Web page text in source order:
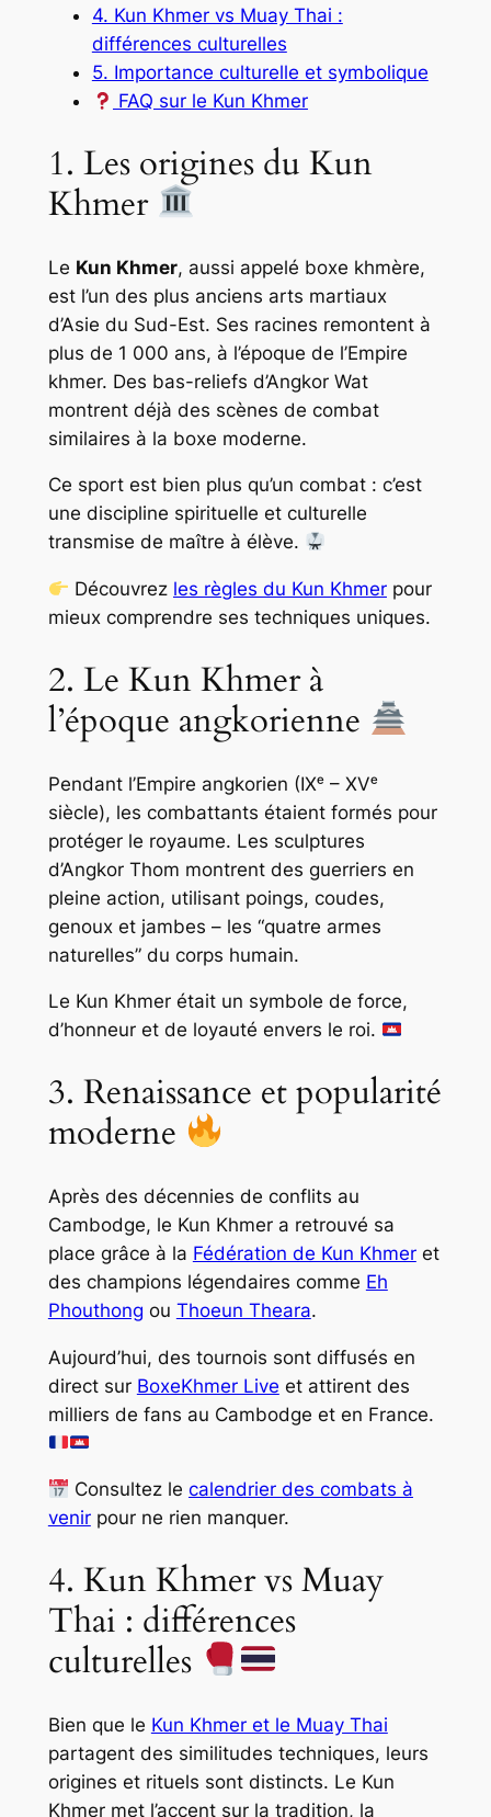
4. Kun Khmer vs Muay Thai :
différences culturelles
5. Importance culturelle et symbolique
FAQ sur le Kun Khmer
1. Les origines du Kun
Khmer
Le Kun Khmer, aussi appelé boxe khmère,
est l’un des plus anciens arts martiaux
d’Asie du Sud-Est. Ses racines remontent à
plus de 1 000 ans, à l’époque de l’Empire
khmer. Des bas-reliefs d’Angkor Wat
montrent déjà des scènes de combat
similaires à la boxe moderne.
Ce sport est bien plus qu’un combat : c’est
une discipline spirituelle et culturelle
transmise de maître à élève.
Découvrez les règles du Kun Khmerpour
mieux comprendre ses techniques uniques.
2. Le Kun Khmer à
l’époque angkorienne
Pendant l’Empire angkorien (IXᵉ – XVᵉ
siècle), les combattants étaient formés pour
protéger le royaume. Les sculptures
d’Angkor Thom montrent des guerriers en
pleine action, utilisant poings, coudes,
genoux et jambes – les “quatre armes
naturelles” du corps humain.
Le Kun Khmer était un symbole de force,
d’honneur et de loyauté envers le roi.
3. Renaissance et popularité
moderne
Après des décennies de conflits au
Cambodge, le Kun Khmer a retrouvé sa
place grâce à la Fédération de Kun Khmeret
des champions légendaires comme Eh
Phouthong ou Thoeun Theara.
Aujourd’hui, des tournois sont diffusés en
direct sur BoxeKhmer Live et attirent des
milliers de fans au Cambodge et en France.
Consultez le calendrier des combats à
venirpour ne rien manquer.
4. Kun Khmer vs Muay
Thai : différences
culturelles
Bien que le Kun Khmer et le Muay Thai
partagent des similitudes techniques, leurs
origines et rituels sont distincts. Le Kun
Khmer met l’accent sur la tradition, la